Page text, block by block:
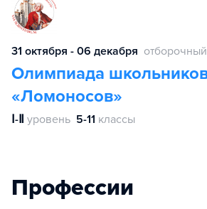
31 октября - 06 декабря
Олимпиада
«Ломоносов»
Ⅰ-Ⅱ уровень 5-11 классы
Профессии